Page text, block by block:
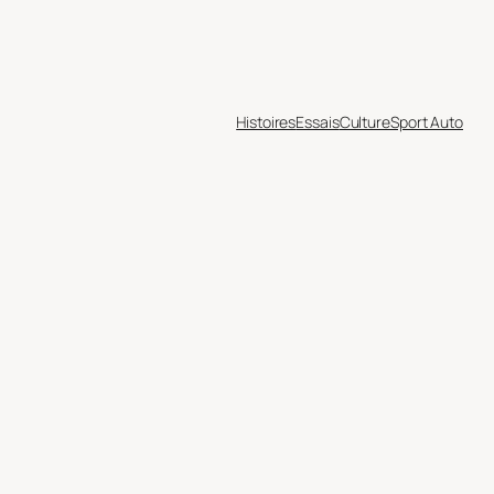
HistoiresEssaisCultureSport Auto